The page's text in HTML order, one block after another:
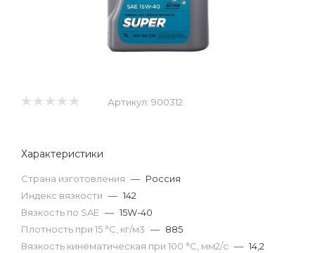
Артикул: 900312
Характеристики
Страна изготовления — Россия
Индекс вязкости — 142
Вязкость по SAE — 15W-40
Плотность при 15 °С, кг/м3 — 885
Вязкость кинематическая при 100 °С, мм2/с — 14,2